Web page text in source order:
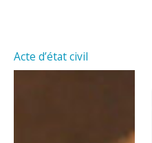
Acte d’état civil